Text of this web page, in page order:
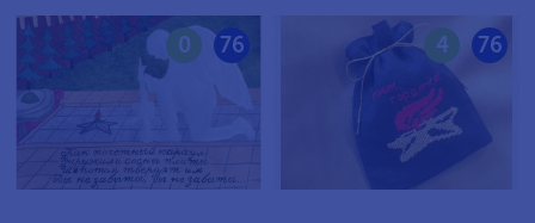
76
0 76
4